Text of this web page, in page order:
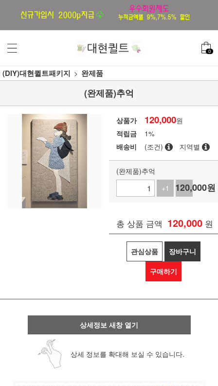
0
(DIY)대현퀼트패키지 완제품
(완제품)추억
상품가 120,000원
적립금
1%
배송비
(조건) 지역별
(완제품)추억
+1
-1
120,000원
총 상품 금액 120,000 원
관심상품 장바구니
구매하기
상세정보 새창 열기
상세 정보를 확대해 보실 수 있습니다.